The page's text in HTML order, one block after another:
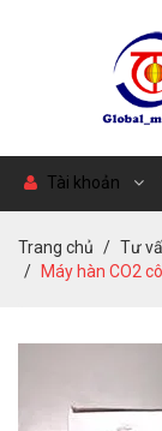
Tài khoản
Trang chủ
Tư
Máy hàn CO2